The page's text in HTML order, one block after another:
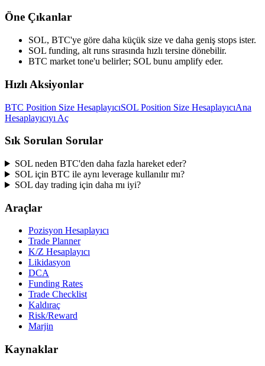
Öne Çıkanlar
SOL, BTC'ye göre daha küçük size ve daha geniş stops ister.
SOL funding, alt runs sırasında hızlı tersine dönebilir.
BTC market tone'u belirler; SOL bunu amplify eder.
Hızlı Aksiyonlar
BTC Position Size HesaplayıcıSOL Position Size HesaplayıcıAna
Hesaplayıcıyı Aç
Sık Sorulan Sorular
SOL neden BTC'den daha fazla hareket eder?
SOL için BTC ile aynı leverage kullanılır mı?
SOL day trading için daha mı iyi?
Araçlar
Pozisyon Hesaplayıcı
Trade Planner
K/Z Hesaplayıcı
Likidasyon
DCA
Funding Rates
Trade Checklist
Kaldıraç
Risk/Reward
Marjin
Kaynaklar